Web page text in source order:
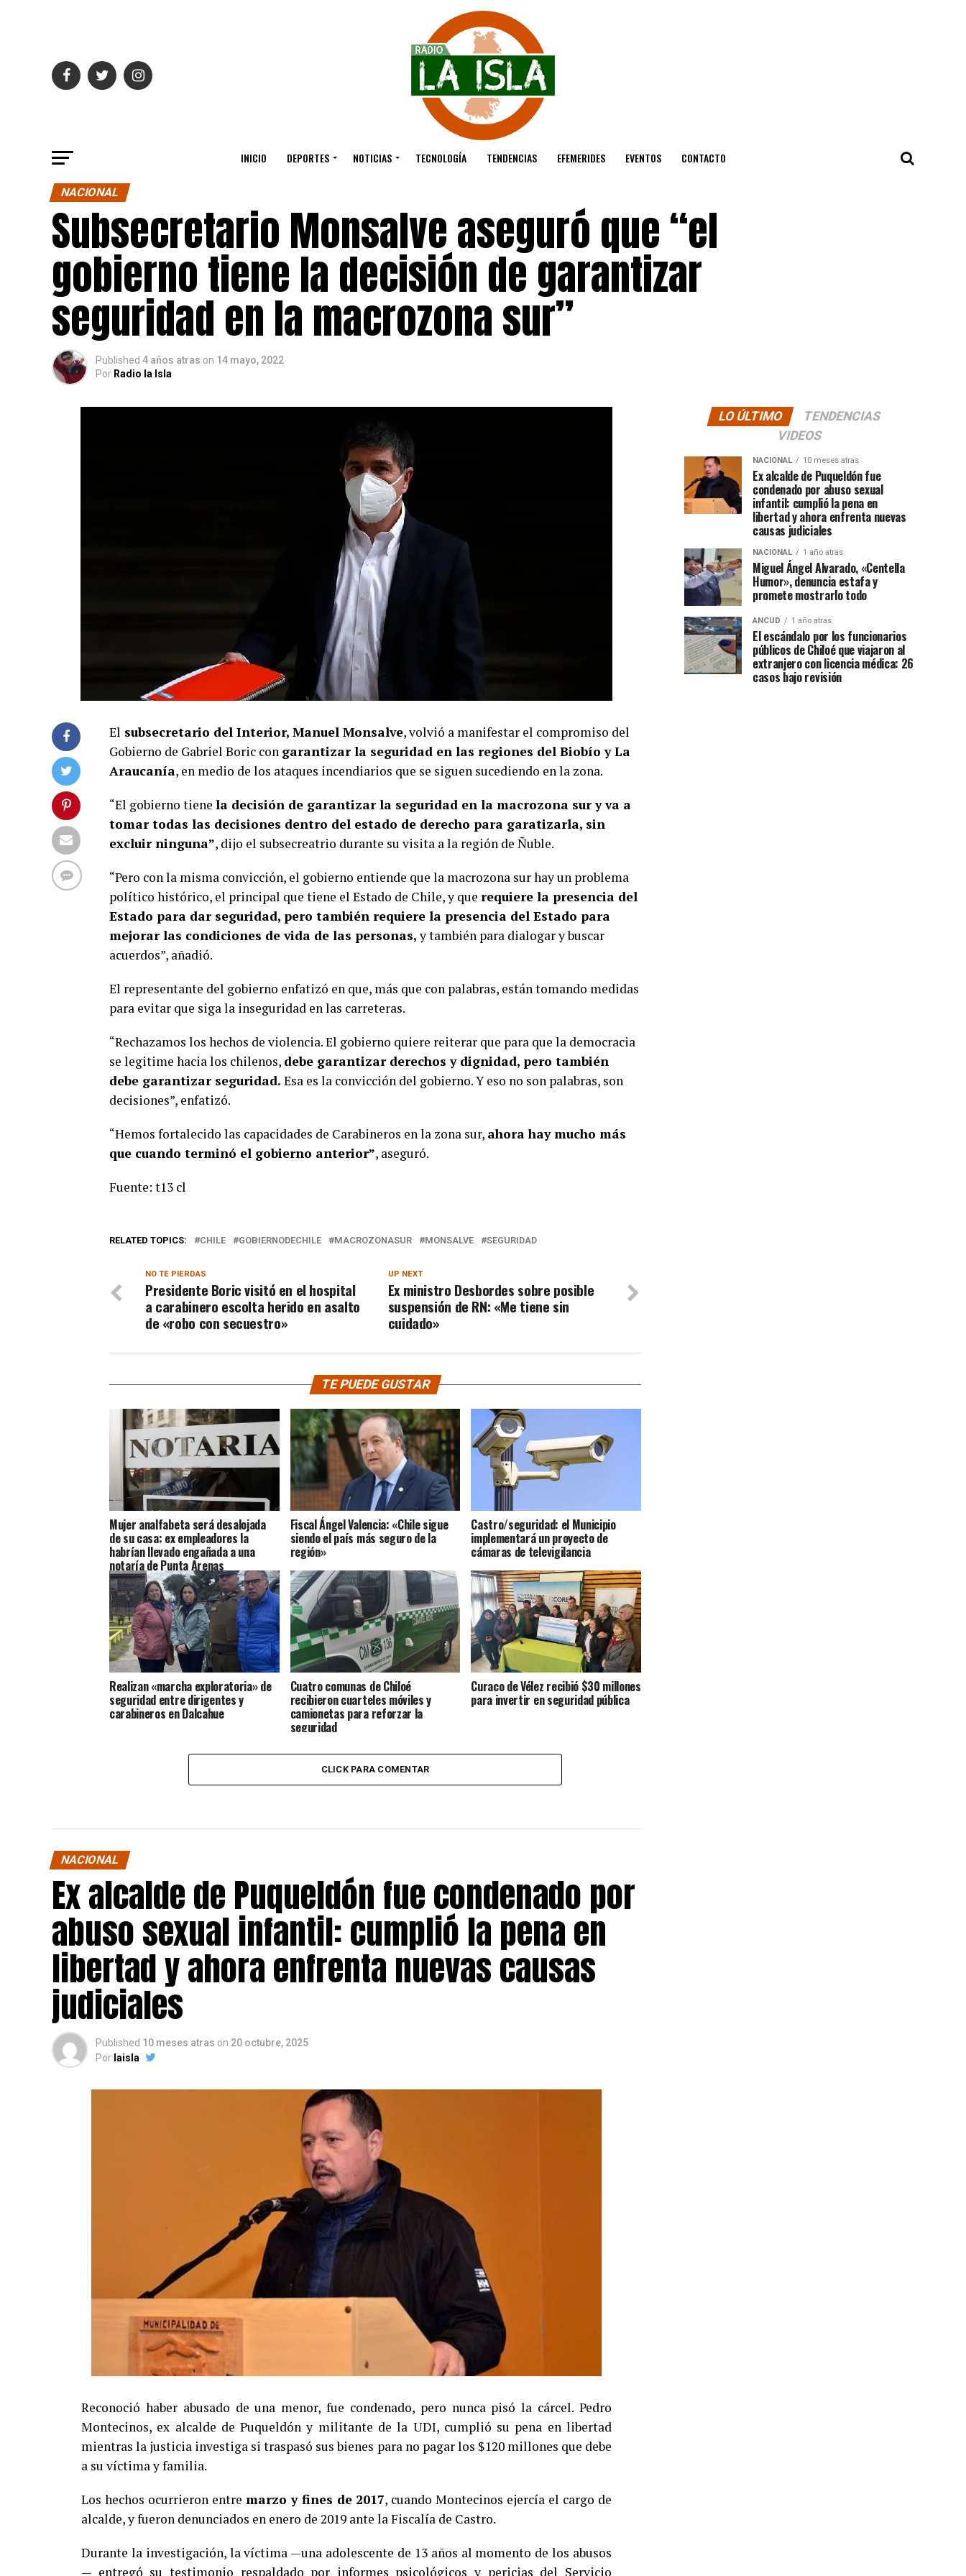
INICIO DEPORTES NOTICIAS TECNOLOGÍA TENDENCIAS EFEMERIDES EVENTOS CONTACTO
NACIONAL
Subsecretario Monsalve aseguró que “el
gobierno tiene la decisión de garantizar
seguridad en la macrozona sur”
Published 4 años atras on 14 mayo, 2022
Por Radio la Isla
El subsecretario del Interior, Manuel Monsalve, volvió a manifestar el compromiso del
Gobierno de Gabriel Boric con garantizar la seguridad en las regiones del Biobío y La
Araucanía, en medio de los ataques incendiarios que se siguen sucediendo en la zona.
“El gobierno tiene la decisión de garantizar la seguridad en la macrozona sur y va a
tomar todas las decisiones dentro del estado de derecho para garatizarla, sin
excluir ninguna”, dijo el subsecreatrio durante su visita a la región de Ñuble.
“Pero con la misma convicción, el gobierno entiende que la macrozona sur hay un problema
político histórico, el principal que tiene el Estado de Chile, y que requiere la presencia del
Estado para dar seguridad, pero también requiere la presencia del Estado para
mejorar las condiciones de vida de las personas,y también para dialogar y buscar
acuerdos”, añadió.
El representante del gobierno enfatizó en que, más que con palabras, están tomando medidas
para evitar que siga la inseguridad en las carreteras.
“Rechazamos los hechos de violencia. El gobierno quiere reiterar que para que la democracia
se legitime hacia los chilenos, debe garantizar derechos y dignidad, pero también
debe garantizar seguridad. Esa es la convicción del gobierno. Y eso no son palabras, son
decisiones”, enfatizó.
“Hemos fortalecido las capacidades de Carabineros en la zona sur, ahora hay mucho más
que cuando terminó el gobierno anterior”, aseguró.
Fuente: t13 cl
RELATED TOPICS: CHILE GOBIERNODECHILE MACROZONASUR MONSALVE SEGURIDAD
UP NEXT
Ex ministro Desbordes sobre posible
suspensión de RN: «Me tiene sin
cuidado»
NO TE PIERDAS
Presidente Boric visitó en el hospital
a carabinero escolta herido en asalto
de «robo con secuestro»
TE PUEDE GUSTAR
Mujer analfabeta será desalojada
de su casa: ex empleadores la
habrían llevado engañada a una
notaría de Punta Arenas
Fiscal Ángel Valencia: «Chile sigue
siendo el país más seguro de la
región»
Castro/seguridad: el Municipio
implementará un proyecto de
cámaras de televigilancia
Realizan «marcha exploratoria» de
seguridad entre dirigentes y
carabineros en Dalcahue
Cuatro comunas de Chiloé
recibieron cuarteles móviles y
camionetas para reforzar la
seguridad
Curaco de Vélez recibió $30 millones
para invertir en seguridad pública
CLICK PARA COMENTAR
NACIONAL
Ex alcalde de Puqueldón fue condenado por
abuso sexual infantil: cumplió la pena en
libertad y ahora enfrenta nuevas causas
judiciales
Published 10 meses atras on 20 octubre, 2025
Por laisla
Reconoció haber abusado de una menor, fue condenado, pero nunca pisó la cárcel. Pedro
Montecinos, ex alcalde de Puqueldón y militante de la UDI, cumplió su pena en libertad
mientras la justicia investiga si traspasó sus bienes para no pagar los $120 millones que debe
a su víctima y familia.
Los hechos ocurrieron entre marzo y fines de 2017, cuando Montecinos ejercía el cargo de
alcalde, y fueron denunciados en enero de 2019 ante la Fiscalía de Castro.
Durante la investigación, la víctima —una adolescente de 13 años al momento de los abusos
— entregó su testimonio respaldado por informes psicológicos y pericias del Servicio
LO ÚLTIMO
TENDENCIAS
VIDEOS
NACIONAL 10 meses atras
Ex alcalde de Puqueldón fue
condenado por abuso sexual
infantil: cumplió la pena en
libertad y ahora enfrenta nuevas
causas judiciales
NACIONAL 1 año atras
Miguel Ángel Alvarado, «Centella
Humor», denuncia estafa y
promete mostrarlo todo
ANCUD 1 año atras
El escándalo por los funcionarios
públicos de Chiloé que viajaron al
extranjero con licencia médica: 26
casos bajo revisión